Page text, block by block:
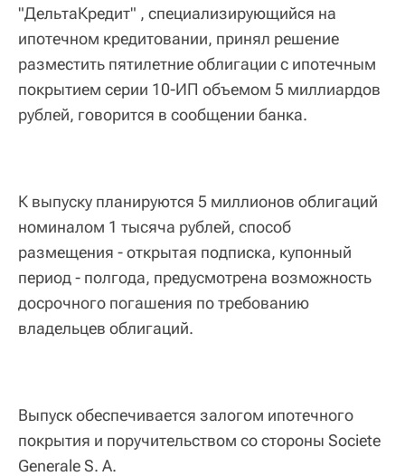
"ДельтаКредит" , специализирующийся на
ипотечном кредитовании, принял решение
разместить пятилетние облигации с ипотечным
покрытием серии 10-ИП объемом 5 миллиардов
рублей, говорится в сообщении банка.
К выпуску планируются 5 миллионов облигаций
номиналом 1 тысяча рублей, способ
размещения - открытая подписка, купонный
период - полгода, предусмотрена возможность
досрочного погашения по требованию
владельцев облигаций.
Выпуск обеспечивается залогом ипотечного
покрытия и поручительством со стороны Societe
Generale S. A.